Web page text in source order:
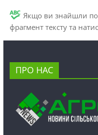
Якщо ви знайшли
фрагмент тексту та
ПРО НАС